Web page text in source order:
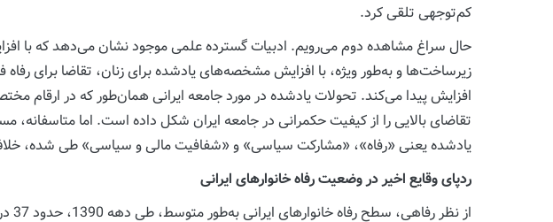
کم‌توجهی تلقی کرد.
حال سراغ مشاهده دوم می‌رویم. ادبیات گسترده علمی موجود نشان می‌دهد که با
زیرساخت‌ها و به‌طور ویژه، با افزایش مشخصه‌های یادشده برای زنان، تقاضا برای
افزایش پیدا می‌کند. تحولات یادشده در مورد جامعه ایرانی همان‌طور که در ارقام
یادشده یعنی «رفاه»، «مشارکت سیاسی» و «شفافیت مالی و سیاسی» طی شده،
ردپای وقایع اخیر در وضعیت رفاه خانوارهای ایرانی